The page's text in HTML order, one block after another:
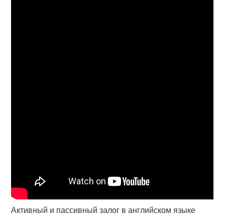
Активный и пассивный залог в английском языке